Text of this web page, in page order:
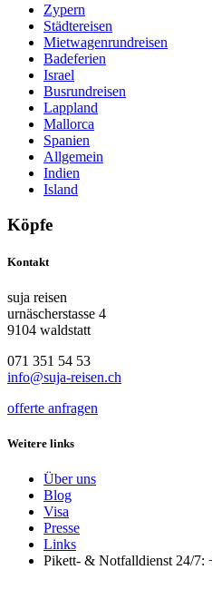
Zypern
Städtereisen
Mietwagenrundreisen
Badeferien
Israel
Busrundreisen
Lappland
Mallorca
Spanien
Allgemein
Indien
Island
Köpfe
Kontakt
suja reisen
urnäscherstasse 4
9104 waldstatt
071 351 54 53
info@suja-reisen.ch
offerte anfragen
Weitere links
Über uns
Blog
Visa
Presse
Links
Pikett- & Notfalldienst 24/7: